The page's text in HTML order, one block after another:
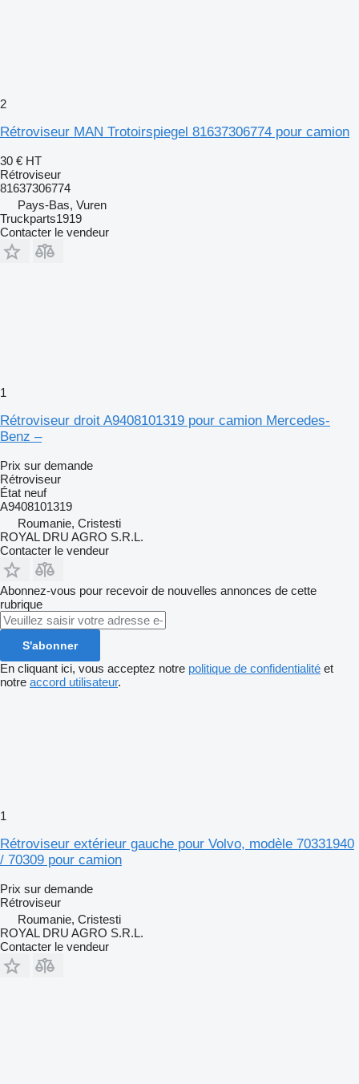
2
Rétroviseur MAN Trotoirspiegel 81637306774 pour camion
30 € HT
Rétroviseur
81637306774
Pays-Bas, Vuren
Truckparts1919
Contacter le vendeur
1
Rétroviseur droit A9408101319 pour camion Mercedes-
Benz –
Prix sur demande
Rétroviseur
État neuf
A9408101319
Roumanie, Cristesti
ROYAL DRU AGRO S.R.L.
Contacter le vendeur
Abonnez-vous pour recevoir de nouvelles annonces de cette
rubrique
S'abonner
En cliquant ici, vous acceptez notre politique de confidentialité et
notre accord utilisateur.
1
Rétroviseur extérieur gauche pour Volvo, modèle 70331940
/ 70309 pour camion
Prix sur demande
Rétroviseur
Roumanie, Cristesti
ROYAL DRU AGRO S.R.L.
Contacter le vendeur